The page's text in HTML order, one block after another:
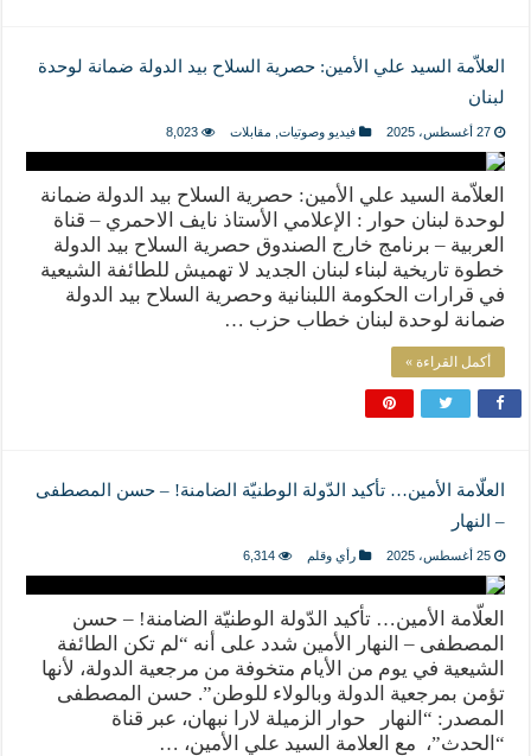
العلاّمة السيد علي الأمين: حصرية السلاح بيد الدولة ضمانة لوحدة
لبنان
27 أغسطس، 2025 فيديو وصوتيات, مقابلات 8,023
العلاّمة السيد علي الأمين: حصرية السلاح بيد الدولة ضمانة
لوحدة لبنان حوار : الإعلامي الأستاذ نايف الاحمري – قناة
العربية – برنامج خارج الصندوق حصرية السلاح بيد الدولة
خطوة تاريخية لبناء لبنان الجديد لا تهميش للطائفة الشيعية
في قرارات الحكومة اللبنانية وحصرية السلاح بيد الدولة
ضمانة لوحدة لبنان خطاب حزب …
أكمل القراءة »
العلّامة الأمين… تأكيد الدّولة الوطنيّة الضامنة! – حسن المصطفى
– النهار
25 أغسطس، 2025 رأي وقلم 6,314
العلّامة الأمين… تأكيد الدّولة الوطنيّة الضامنة! – حسن
المصطفى – النهار الأمين شدد على أنه “لم تكن الطائفة
الشيعية في يوم من الأيام متخوفة من مرجعية الدولة، لأنها
تؤمن بمرجعية الدولة وبالولاء للوطن”. حسن المصطفى
المصدر: “النهار حوار الزميلة لارا نبهان، عبر قناة
“الحدث”، مع العلامة السيد علي الأمين، …